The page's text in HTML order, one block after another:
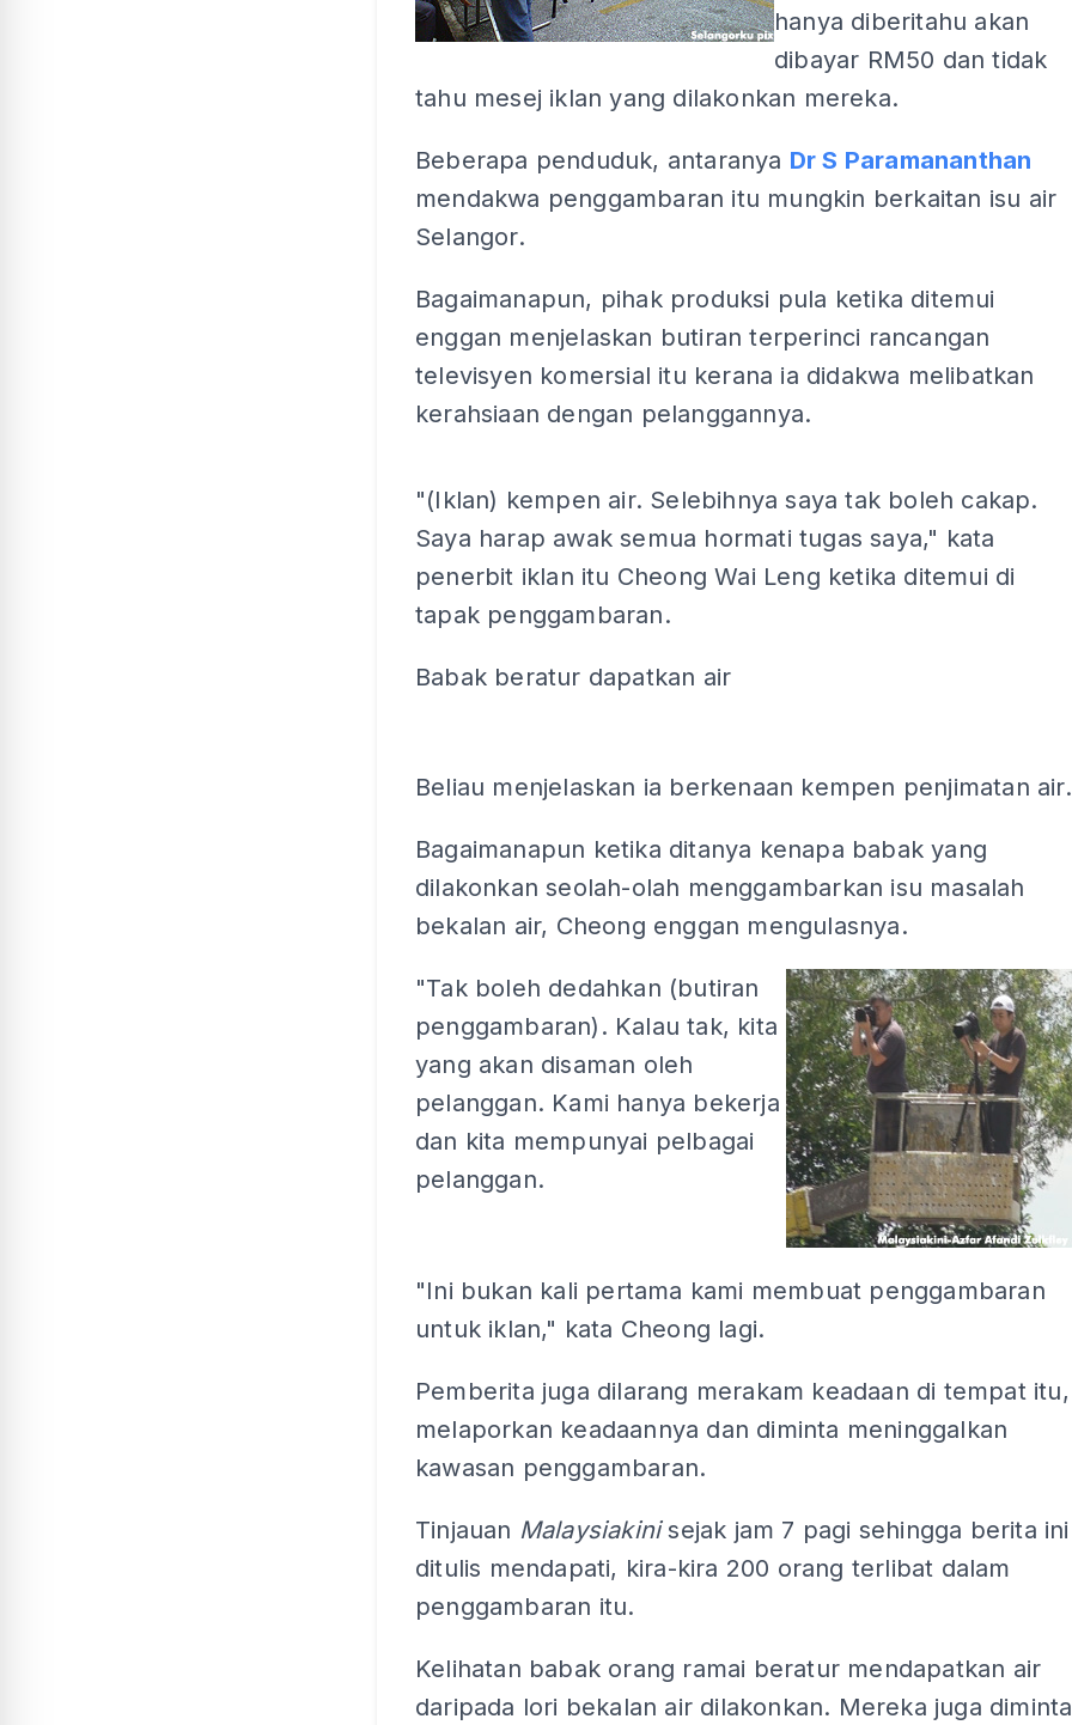
hanya diberitahu akan
dibayar RM50 dan tidak
tahu mesej iklan yang dilakonkan mereka.
Beberapa penduduk, antaranya Dr S Paramananthan
mendakwa penggambaran itu mungkin berkaitan isu air
Selangor.
Bagaimanapun, pihak produksi pula ketika ditemui
enggan menjelaskan butiran terperinci rancangan
televisyen komersial itu kerana ia didakwa melibatkan
kerahsiaan dengan pelanggannya.
"(Iklan) kempen air. Selebihnya saya tak boleh cakap.
Saya harap awak semua hormati tugas saya," kata
penerbit iklan itu Cheong Wai Leng ketika ditemui di
tapak penggambaran.
Babak beratur dapatkan air
Beliau menjelaskan ia berkenaan kempen penjimatan air.
Bagaimanapun ketika ditanya kenapa babak yang
dilakonkan seolah-olah menggambarkan isu masalah
bekalan air, Cheong enggan mengulasnya.
"Tak boleh dedahkan (butiran
penggambaran). Kalau tak, kita
yang akan disaman oleh
pelanggan. Kami hanya bekerja
dan kita mempunyai pelbagai
pelanggan.
"Ini bukan kali pertama kami membuat penggambaran
untuk iklan," kata Cheong lagi.
Pemberita juga dilarang merakam keadaan di tempat itu,
melaporkan keadaannya dan diminta meninggalkan
kawasan penggambaran.
Tinjauan Malaysiakinisejak jam 7 pagi sehingga berita ini
ditulis mendapati, kira-kira 200 orang terlibat dalam
penggambaran itu.
Kelihatan babak orang ramai beratur mendapatkan air
daripada lori bekalan air dilakonkan. Mereka juga diminta